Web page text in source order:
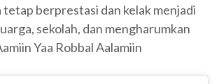
tetap berprestasi dan kelak menjadi
sekolah, dan mengharumkan
Yaa Robbal Aalamiin